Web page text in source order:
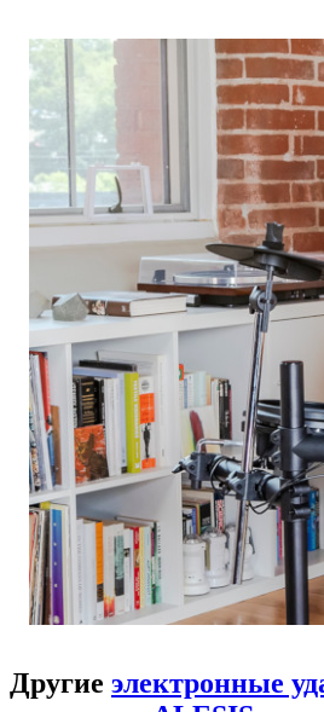
Другие электронные